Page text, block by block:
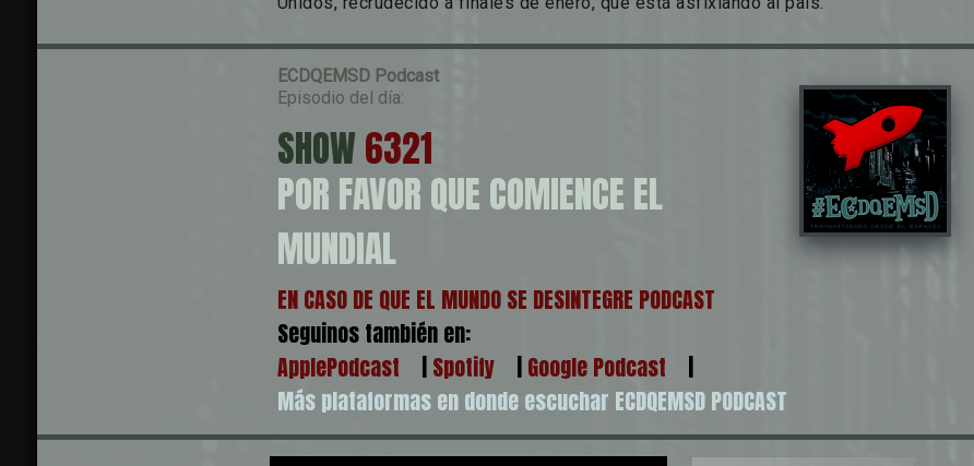
ECDQEMSD Podcast
Episodio del día:
SHOW 6321
POR FAVOR QUE COMIENCE EL
MUNDIAL
EN CASO DE QUE EL MUNDO SE DESINTEGRE PODCAST
Seguinos también en:
ApplePodcast
|Spotify |Google Podcast
|
Más plataformas en donde escuchar ECDQEMSD PODCAST